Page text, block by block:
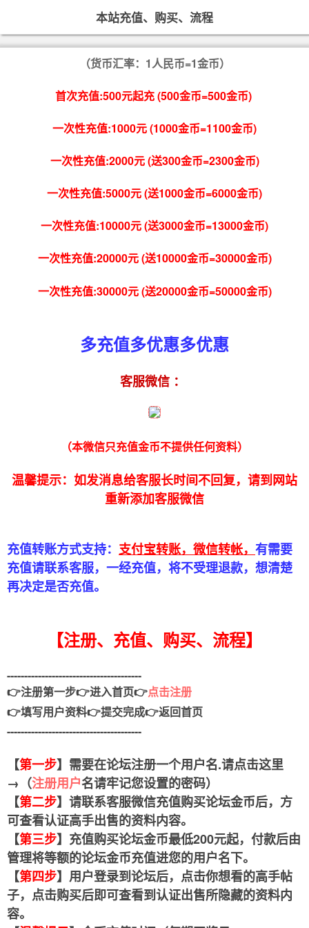
本站充值、购买、流程
（货币汇率：1人民币=1金币）
首次充值:500元起充 (500金币=500金币)
一次性充值:1000元 (1000金币=1100金币)
一次性充值:2000元 (送300金币=2300金币)
一次性充值:5000元 (送1000金币=6000金币)
一次性充值:10000元 (送3000金币=13000金币)
一次性充值:20000元 (送10000金币=30000金币)
一次性充值:30000元 (送20000金币=50000金币)
多充值多优惠多优惠
客服微信 ：
（本微信只充值金币不提供任何资料）
温馨提示：如发消息给客服长时间不回复，请到网站
重新添加客服微信
充值转账方式支持： 支付宝转账，微信转帐， 有需要
充值请联系客服，一经充值，将不受理退款，想清楚
再决定是否充值。
【注册、充值、购买、流程】
---------------------------------------
👉注册第一步👉进入首页👉点击注册
👉填写用户资料👉提交完成👉返回首页
---------------------------------------
【第一步】需要在论坛注册一个用户名.请点击这里
→（注册用户名请牢记您设置的密码）
【第二步】请联系客服微信充值购买论坛金币后，方
可查看认证高手出售的资料内容。
【第三步】充值购买论坛金币最低200元起，付款后由
管理将等额的论坛金币充值进您的用户名下。
【第四步】用户登录到论坛后，点击你想看的高手帖
子，点击购买后即可查看到认证出售所隐藏的资料内
容。